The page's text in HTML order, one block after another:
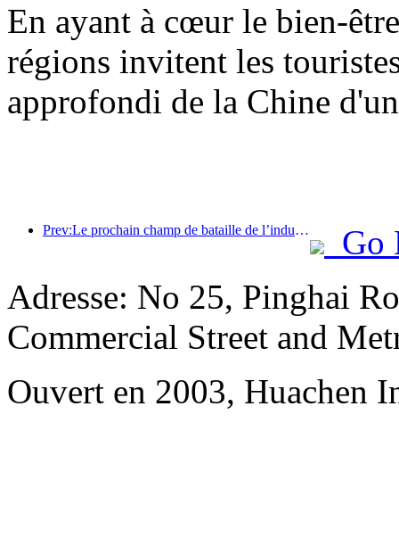
En ayant à cœur le bien-
régions invitent les
approfondi de la Chine
Prev:Le prochain champ de bataille de l’industrie hôtelière réside dans les gènes durables du mobilier
Go
Adresse: No 25, Pinghai
Commercial Street and
Ouvert en 2003, Huachen